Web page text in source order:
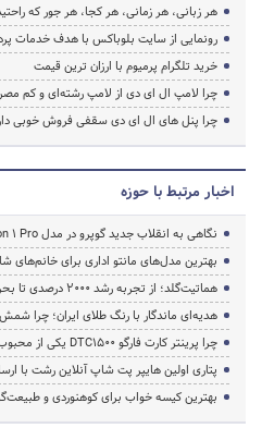
هر زبانی، هر زمانی، هر کجا، هر جور که
رونمایی از سایت بلوباکس با هدف خدمات
خرید تلگرام پرمیوم با ارزان ترین قیمت
چرا لامپ ال ای دی از لامپ رشته‌ای و کم
چرا پنل های ال ای دی سقفی فروش خوبی
اخبار مرتبط با حوزه
نگاهی به انقلاب جدید گوپرو در مدل Mission 1 Pro
بهترین مدل‌های مانتو اداری برای خانم‌های
هماتیت‌گلد؛ از تجربه رشد ۲۰۰۰ درصدی تا بحران‌های ناشی از جنگ
هدیه‌ای ماندگار با رنگ طلای ایران؛ چرا
چرا پرینتر کارت فارگو DTC1500 یکی از محبوب‌ترین پرینترهای کارت دنیا است؟
پتاری اولین هایپر پت شاپ آنلاین رشت با
بهترین کیسه خواب برای کوهنوردی و